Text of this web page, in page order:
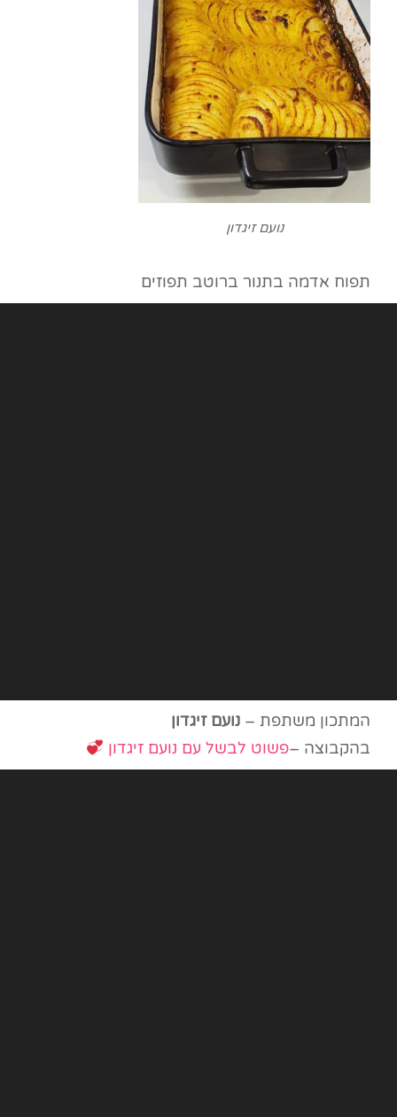
נועם זיגדון
תפוח אדמה בתנור ברוטב תפוזים
המתכון משתפת – נועם זיגדון
בהקבוצה –פשוט לבשל עם נועם זיגדון